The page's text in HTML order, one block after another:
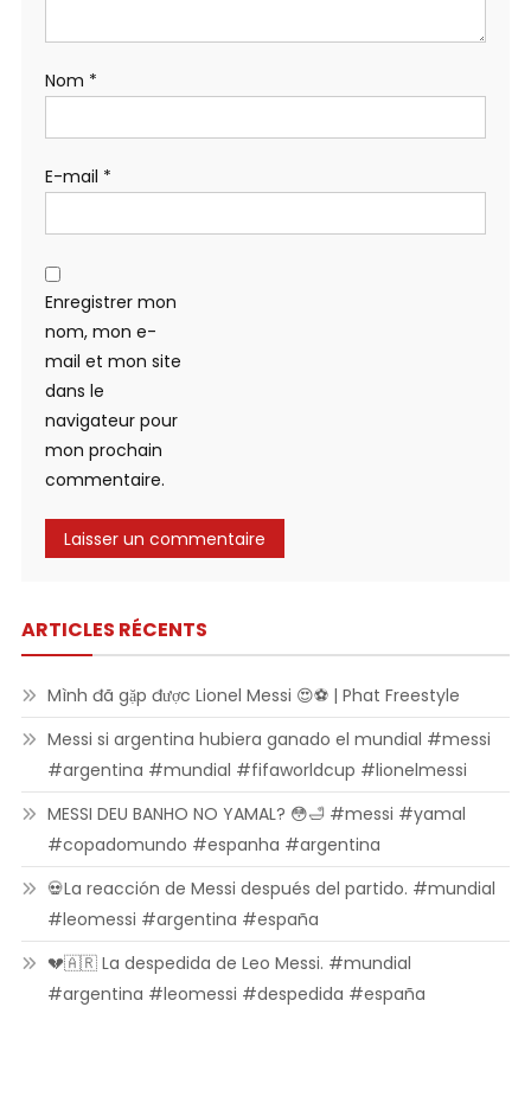
Nom *
E-mail *
Enregistrer mon
nom, mon e-
mail et mon site
dans le
navigateur pour
mon prochain
commentaire.
ARTICLES RÉCENTS
Mình đã gặp được Lionel Messi 😍⚽ | Phat Freestyle
Messi si argentina hubiera ganado el mundial #messi
#argentina #mundial #fifaworldcup #lionelmessi
MESSI DEU BANHO NO YAMAL? 😳🛁 #messi #yamal
#copadomundo #espanha #argentina
💀La reacción de Messi después del partido. #mundial
#leomessi #argentina #españa
💔🇦🇷 La despedida de Leo Messi. #mundial
#argentina #leomessi #despedida #españa